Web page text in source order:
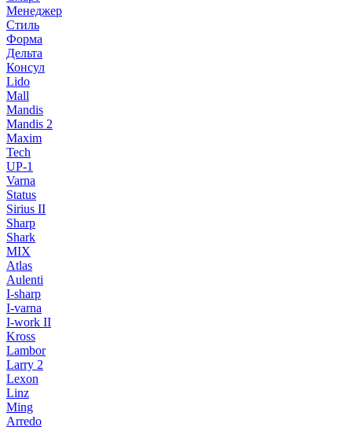
Менеджер
Стиль
Форма
Дельта
Консул
Lido
Mall
Mandis
Mandis 2
Maxim
Tech
UP-1
Varna
Status
Sirius II
Sharp
Shark
MIX
Atlas
Aulenti
I-sharp
I-varna
I-work II
Kross
Lambor
Larry 2
Lexon
Linz
Ming
Arredo